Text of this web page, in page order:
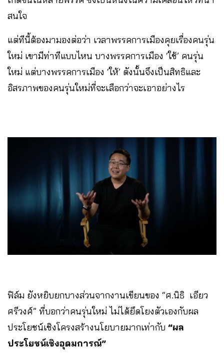
สนใจ
แต่ทีนี้ต้องมามองต่อว่า เวลาพรรคการเมืองคุยเรื่องคนรุ่น
ใหม่ เขามีท่าทีแบบไหน บางพรรคการเมือง ‘ใช้’ คนรุ่น
ใหม่ แต่บางพรรคการเมือง ‘ให้’ ดังนั้นจึงเป็นสิทธิและ
อิสรภาพของคนรุ่นใหม่ที่จะเลือกว่าจะเอาอย่างไร
ฟิล์ม ยังหยิบยกบางส่วนจากงานเขียนของ “ศ.นิธิ เอียว
ศรีวงศ์” ที่บอกว่าคนรุ่นใหม่ ไม่ได้ยึดโยงตัวเองกับผล
ประโยชน์เชิงโครงสร้างนโยบายมากเท่ากับ “ผล
ประโยชน์เชิงอุดมการณ์”